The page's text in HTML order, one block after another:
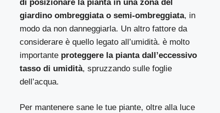
di posizionare la pianta in una zona del
giardino ombreggiata o semi-ombreggiata, in
modo da non danneggiarla. Un altro fattore da
considerare è quello legato all’umidità. è molto
importante proteggere la pianta dall’eccessivo
tasso di umidità, spruzzando sulle foglie
dell’acqua.
Per mantenere sane le tue piante, oltre alla luce